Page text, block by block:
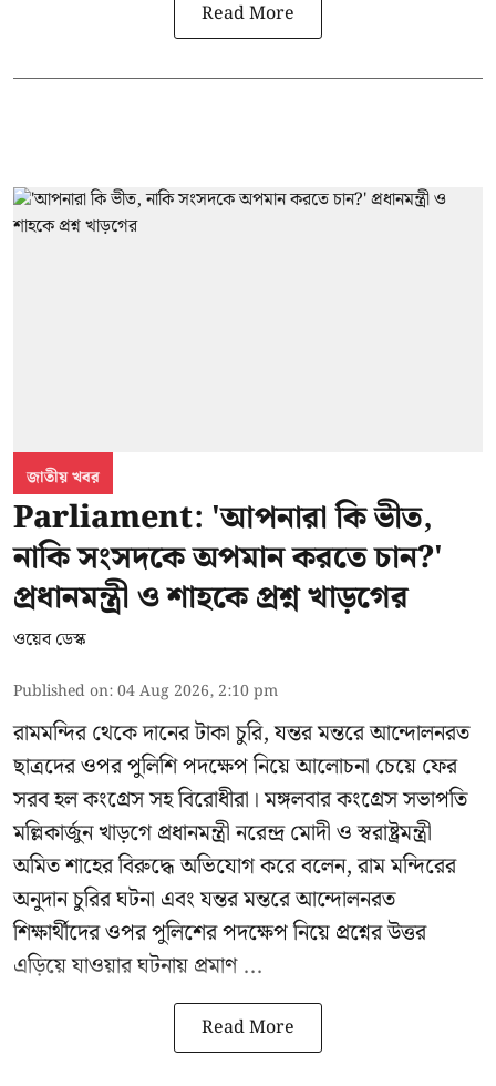
Read More
জাতীয় খবর
Parliament: 'আপনারা কি ভীত,
নাকি সংসদকে অপমান করতে চান?'
প্রধানমন্ত্রী ও শাহকে প্রশ্ন খাড়গের
ওয়েব ডেস্ক
Published on:04 Aug 2026, 2:10 pm
রামমন্দির থেকে দানের টাকা চুরি, যন্তর মন্তরে আন্দোলনরত
ছাত্রদের ওপর পুলিশি পদক্ষেপ নিয়ে আলোচনা চেয়ে ফের
সরব হল কংগ্রেস সহ বিরোধীরা। মঙ্গলবার কংগ্রেস সভাপতি
মল্লিকার্জুন খাড়গে প্রধানমন্ত্রী নরেন্দ্র মোদী ও স্বরাষ্ট্রমন্ত্রী
অমিত শাহের বিরুদ্ধে অভিযোগ করে বলেন, রাম মন্দিরের
অনুদান চুরির ঘটনা এবং যন্তর মন্তরে আন্দোলনরত
শিক্ষার্থীদের ওপর পুলিশের পদক্ষেপ নিয়ে প্রশ্নের উত্তর
এড়িয়ে যাওয়ার ঘটনায় প্রমাণ ...
Read More